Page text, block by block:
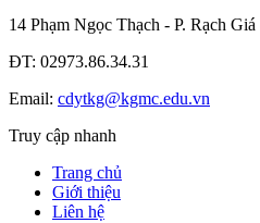
14 Phạm Ngọc Thạch - P. Rạch
ĐT: 02973.86.34.31
Email: cdytkg@kgmc.edu.vn
Truy cập nhanh
Trang chủ
Giới thiệu
Liên hệ